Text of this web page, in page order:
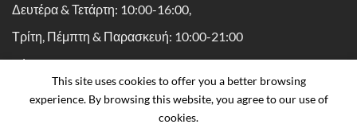
Δευτέρα & Τετάρτη: 10:00-16:00,
Τρίτη, Πέμπτη & Παρασκευή: 10:00-21:00
Σάββατο: 10:00-16:30
This site uses cookies to offer you a better browsing
experience. By browsing this website, you agree to our use of
cookies.